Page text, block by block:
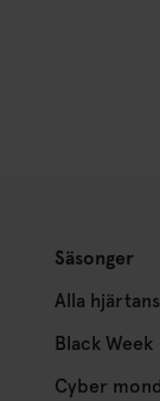
Säsonger
Alla
Black Week
Cyber